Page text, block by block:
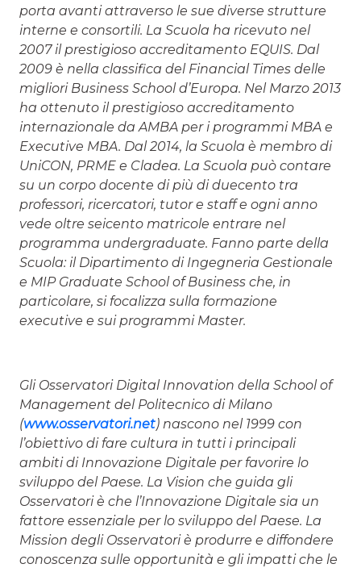
porta avanti attraverso le sue diverse strutture
interne e consortili. La Scuola ha ricevuto nel
2007 il prestigioso accreditamento EQUIS. Dal
2009 è nella classifica del Financial Times delle
migliori Business School d’Europa. Nel Marzo 2013
ha ottenuto il prestigioso accreditamento
internazionale da AMBA per i programmi MBA e
Executive MBA. Dal 2014, la Scuola è membro di
UniCON, PRME e Cladea. La Scuola può contare
su un corpo docente di più di duecento tra
professori, ricercatori, tutor e staff e ogni anno
vede oltre seicento matricole entrare nel
programma undergraduate. Fanno parte della
Scuola: il Dipartimento di Ingegneria Gestionale
e MIP Graduate School of Business che, in
particolare, si focalizza sulla formazione
executive e sui programmi Master.
Gli Osservatori Digital Innovation della School of
Management del Politecnico di Milano
(www.osservatori.net) nascono nel 1999 con
l’obiettivo di fare cultura in tutti i principali
ambiti di Innovazione Digitale per favorire lo
sviluppo del Paese. La Vision che guida gli
Osservatori è che l’Innovazione Digitale sia un
fattore essenziale per lo sviluppo del Paese. La
Mission degli Osservatori è produrre e diffondere
conoscenza sulle opportunità e gli impatti che le